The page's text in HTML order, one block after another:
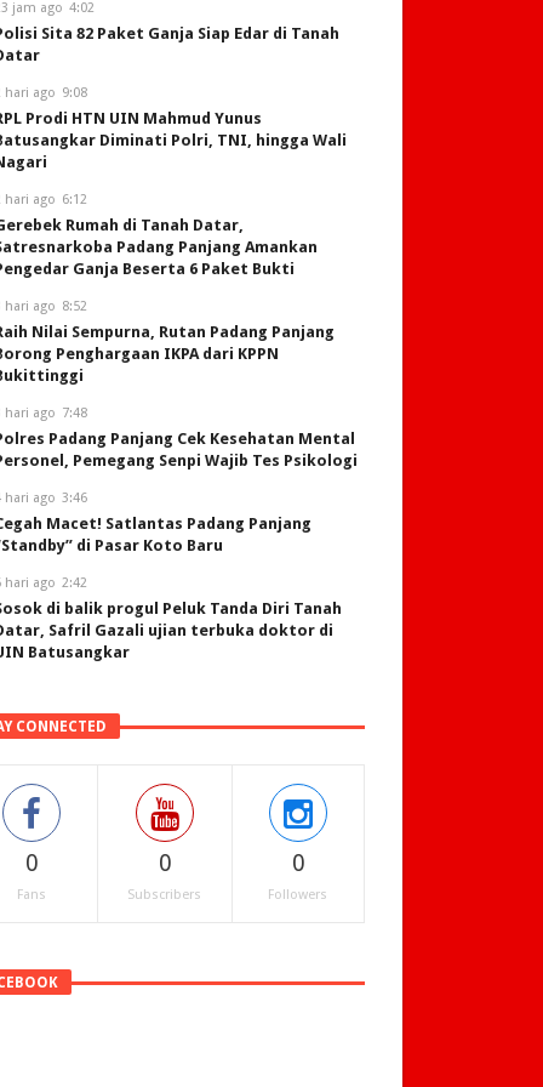
jam ago 4:02
Sita 82 Paket Ganja Siap Edar di Tanah
hari ago 9:08
Prodi HTN UIN Mahmud Yunus
Diminati Polri, TNI, hingga Wali
hari ago 6:12
Rumah di Tanah Datar,
Padang Panjang Amankan
Ganja Beserta 6 Paket Bukti
hari ago 8:52
Nilai Sempurna, Rutan Padang Panjang
Penghargaan IKPA dari KPPN
hari ago 7:48
Padang Panjang Cek Kesehatan Mental
Pemegang Senpi Wajib Tes Psikologi
hari ago 3:46
Macet! Satlantas Padang Panjang
di Pasar Koto Baru
hari ago 2:42
di balik progul Peluk Tanda Diri Tanah
Safril Gazali ujian terbuka doktor di
Batusangkar
CONNECTED
0
Fans
0
Subscribers
0
Followers